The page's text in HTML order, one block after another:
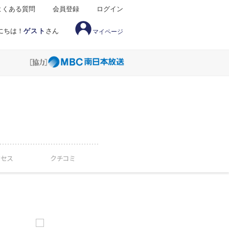
ちは！ゲスト さん マイページ
くある質問 会員登録 ログイン
ス クチコミ